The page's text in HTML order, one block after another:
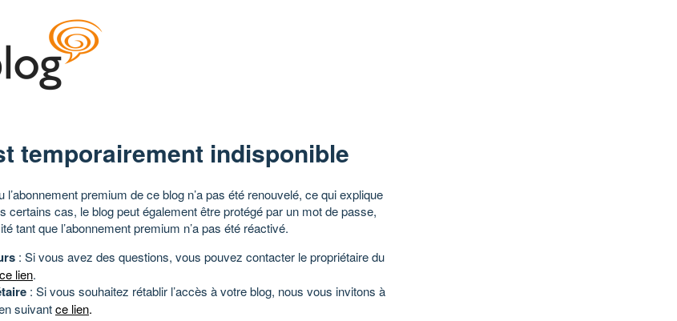
temporairement indisponible
l’abonnement premium de ce blog n’a pas été renouvelé, ce qui explique
certains cas, le blog peut également être protégé par un mot de passe,
tant que l’abonnement premium n’a pas été réactivé.
: Si vous avez des questions, vous pouvez contacter le propriétaire du
ce lien.
: Si vous souhaitez rétablir l’accès à votre blog, nous vous invitons à
suivantce lien.